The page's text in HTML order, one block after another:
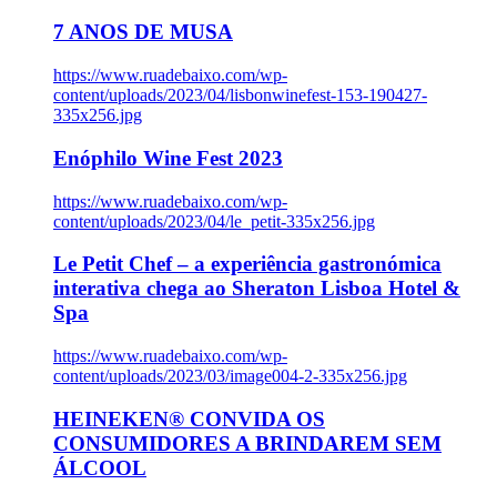
7 ANOS DE MUSA
https://www.ruadebaixo.com/wp-
content/uploads/2023/04/lisbonwinefest-153-190427-
335x256.jpg
Enóphilo Wine Fest 2023
https://www.ruadebaixo.com/wp-
content/uploads/2023/04/le_petit-335x256.jpg
Le Petit Chef – a experiência gastronómica
interativa chega ao Sheraton Lisboa Hotel &
Spa
https://www.ruadebaixo.com/wp-
content/uploads/2023/03/image004-2-335x256.jpg
HEINEKEN® CONVIDA OS
CONSUMIDORES A BRINDAREM SEM
ÁLCOOL